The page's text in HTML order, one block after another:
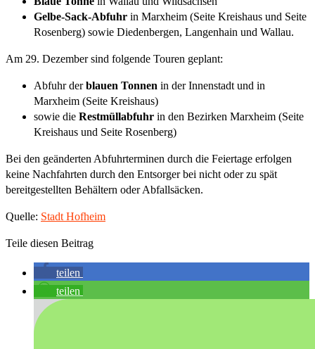
Gelbe-Sack-Abfuhr in Marxheim (Seite Kreishaus und Seite
Rosenberg) sowie Diedenbergen, Langenhain und Wallau.
Am 29. Dezember sind folgende Touren geplant:
Abfuhr derblauen Tonnen in der Innenstadt und in
Marxheim (Seite Kreishaus)
sowie die Restmüllabfuhr in den Bezirken Marxheim (Seite
Kreishaus und Seite Rosenberg)
Bei den geänderten Abfuhrterminen durch die Feiertage erfolgen
keine Nachfahrten durch den Entsorger bei nicht oder zu spät
bereitgestellten Behältern oder Abfallsäcken.
Quelle: Stadt Hofheim
Teile diesen Beitrag
teilen
teilen